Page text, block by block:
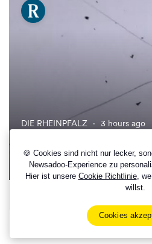
🍪 Cookies sind nicht nur lecker,
Newsadoo-Experience zu
Hier ist unsere Cookie Richtlinie,
willst.
Cookies
DIE RHEINPFALZ · 3 hours ago
Staat Bulgarien ein